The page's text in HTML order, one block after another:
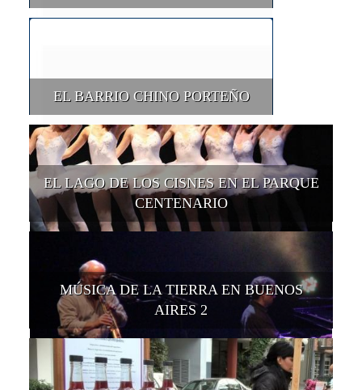
EL BARRIO CHINO PORTEÑO
EL LAGO DE LOS CISNES EN EL PARQUE
CENTENARIO
MÚSICA DE LA TIERRA EN BUENOS
AIRES 2